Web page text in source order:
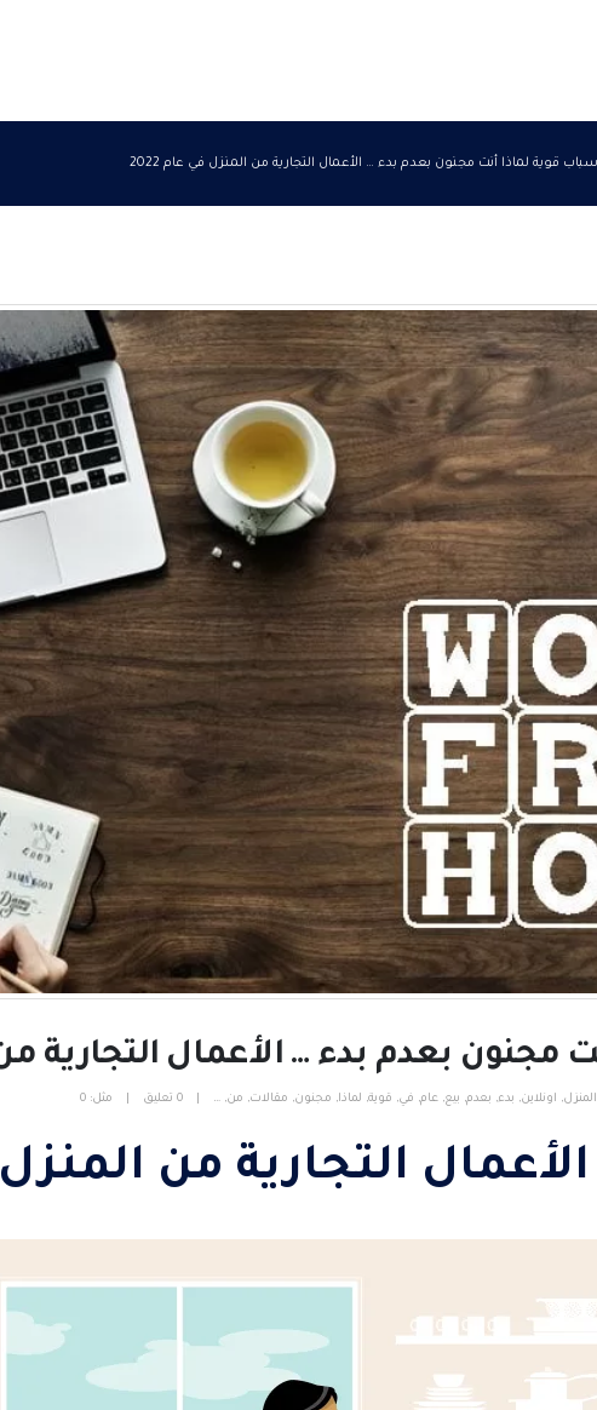
المنزل, اونلاين, بدء, بعدم, بيع, عام, في, قوية, لماذا, مجنون, مقالات, من,
… 0 تعليق مثل: 0
الأعمال التجارية من المنزل